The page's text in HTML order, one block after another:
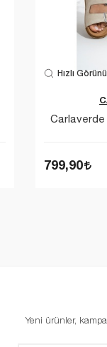
Hızlı
Carlaverde
799,90
Yeni ürünler,